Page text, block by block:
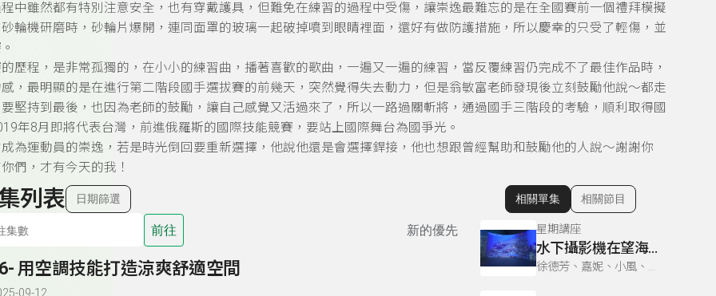
中雖然都有特別注意安全，也有穿戴護具，但難免在練習的過程中受傷，讓崇逸最難忘的是在全國賽前一個禮拜模擬
輪機研磨時，砂輪片爆開，連同面罩的玻璃一起破掉噴到眼睛裡面，還好有做防護措施，所以慶幸的只受了輕傷，並
歷程，是非常孤獨的，在小小的練習曲，播著喜歡的歌曲，一遍又一遍的練習，當反覆練習仍完成不了最佳作品時，
，最明顯的是在進行第二階段國手選拔賽的前幾天，突然覺得失去動力，但是翁敏富老師發現後立刻鼓勵他說～都走
堅持到最後，也因為老師的鼓勵，讓自己感覺又活過來了，所以一路過關斬將，通過國手三階段的考驗，順利取得國
年8月即將代表台灣，前進俄羅斯的國際技能競賽，要站上國際舞台為國爭光。
為運動員的崇逸，若是時光倒回要重新選擇，他說他還是會選擇銲接，他也想跟曾經幫助和鼓勵他的人說～謝謝你
們，才有今天的我！
列表 日期篩選
前往 新的優先
用空調技能打造涼爽舒適空間
09-12
顯示相關單集
相關單集 相關節目
星期講座
水下攝影機在望海巷潮境海灣海洋保育區的應用
徐德芳、嘉妮、小風、洪璘璘、曼屏、莊妤萱 & 徐德芳、小風、洪璘璘、曼屏、莊妤萱、雅柏（黃柏諺）